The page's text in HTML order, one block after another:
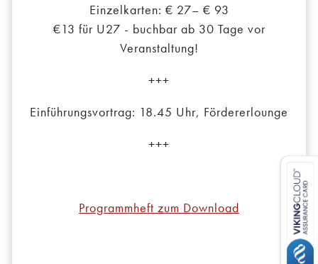
Einzelkarten: € 27– € 93
€13 für U27 - buchbar ab 30 Tage vor
Veranstaltung!
+++
Einführungsvortrag: 18.45 Uhr, Fördererlounge
+++
Programmheft zum Download